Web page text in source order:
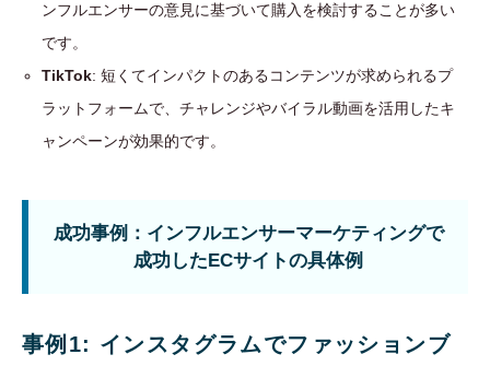
ンフルエンサーの意見に基づいて購入を検討することが多い
です。
TikTok: 短くてインパクトのあるコンテンツが求められるプ
ラットフォームで、チャレンジやバイラル動画を活用したキ
ャンペーンが効果的です。
成功事例：インフルエンサーマーケティングで
成功したECサイトの具体例
事例1: インスタグラムでファッションブ